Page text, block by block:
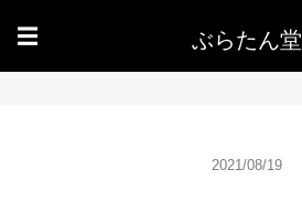
☰ ぶらたん堂
2021/08/19